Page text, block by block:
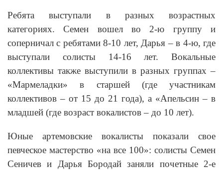
Ребята выступали в разных возрастных
категориях. Семен вошел во 2-ю группу и
соперничал с ребятами 8-10 лет, Дарья – в 4-ю, где
выступали солисты 14-16 лет. Вокальные
коллективы также выступили в разных группах –
«Мармеладки» в старшей (где участникам
коллективов – от 15 до 21 года), а «Апельсин – в
младшей (где возраст вокалистов – до 10 лет).
Юные артемовские вокалисты показали свое
певческое мастерство «на все 100»: солисты Семен
Сеничев и Дарья Бородай заняли почетные 2-е